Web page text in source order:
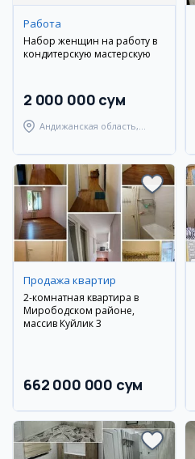
Работа
Набор женщин на работу в
кондитерскую мастерскую
2 000 000 сум
Андижанская область,
Продажа квартир
2-комнатная квартира в
Мирободском районе,
массив Куйлик 3
662 000 000 сум